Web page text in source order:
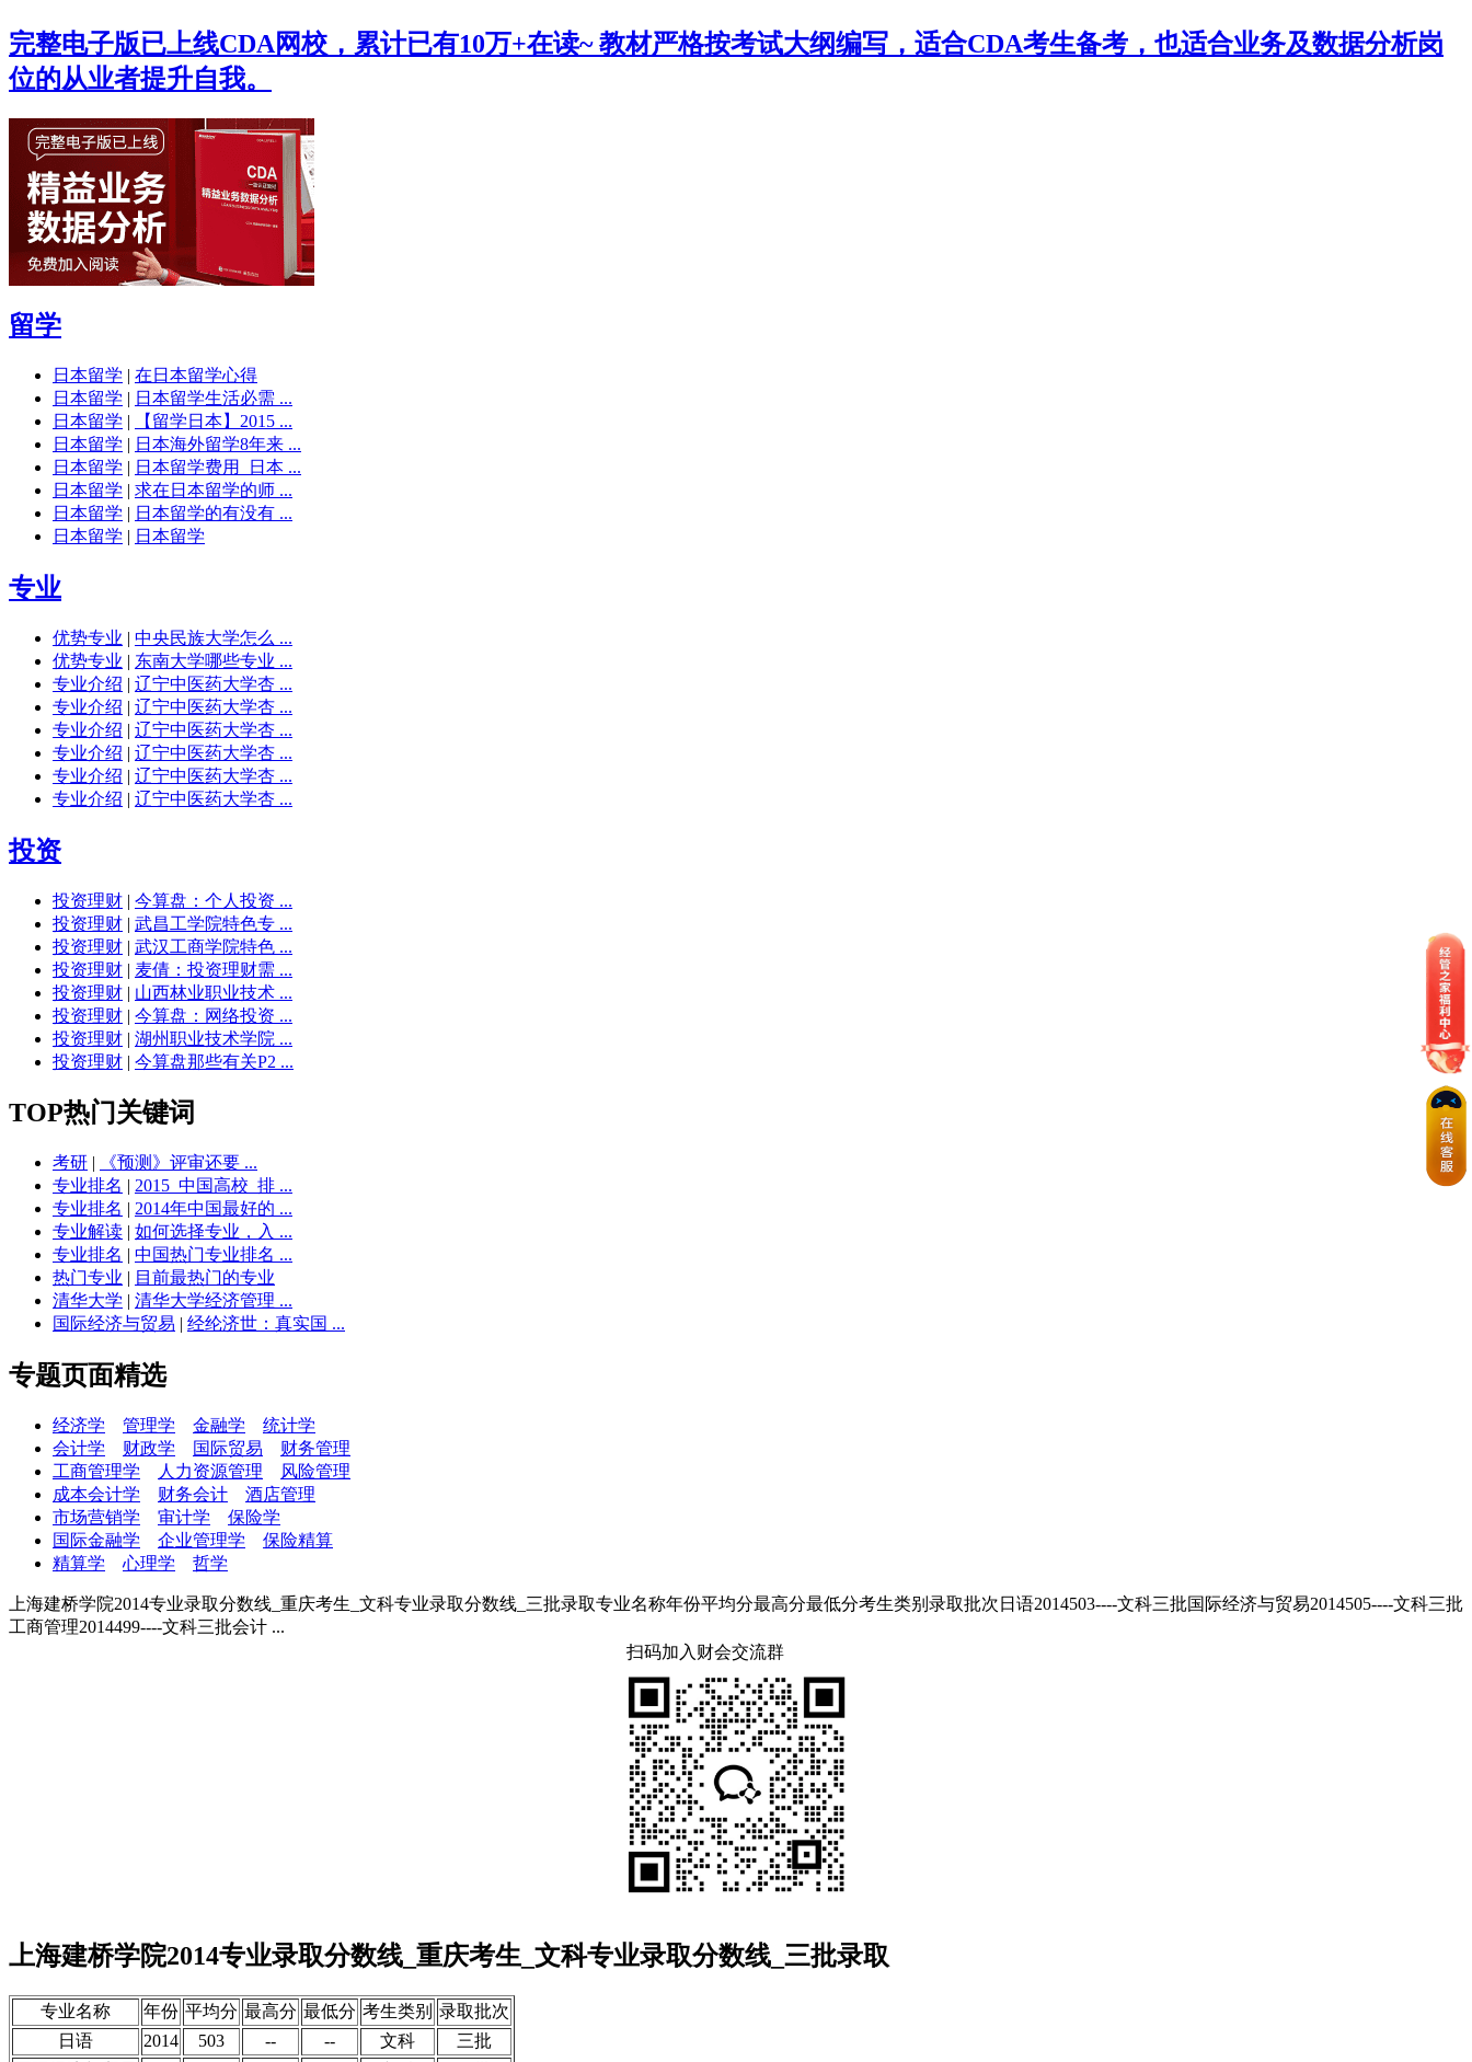
完整电子版已上线CDA网校，累计已有10万+在读~ 教材严格按考试大纲编写，适合CDA考生备考，也适合业务及数据分析岗
位的从业者提升自我。
留学
日本留学 | 在日本留学心得
日本留学 | 日本留学生活必需 ...
日本留学 |
【留学日本】2015 ...
日本留学 | 日本海外留学8年来 ...
日本留学 | 日本留学费用_日本 ...
日本留学 | 求在日本留学的师 ...
日本留学 | 日本留学的有没有 ...
日本留学 | 日本留学
专业
优势专业 | 中央民族大学怎么 ...
优势专业 | 东南大学哪些专业 ...
专业介绍 | 辽宁中医药大学杏 ...
专业介绍 | 辽宁中医药大学杏 ...
专业介绍 | 辽宁中医药大学杏 ...
专业介绍 | 辽宁中医药大学杏 ...
专业介绍 | 辽宁中医药大学杏 ...
专业介绍 | 辽宁中医药大学杏 ...
投资
投资理财 | 今算盘：个人投资 ...
投资理财 | 武昌工学院特色专 ...
投资理财 | 武汉工商学院特色 ...
投资理财 | 麦倩：投资理财需 ...
投资理财 | 山西林业职业技术 ...
投资理财 | 今算盘：网络投资 ...
投资理财 | 湖州职业技术学院 ...
投资理财 | 今算盘那些有关P2 ...
TOP热门关键词
考研 |
《预测》评审还要 ...
专业排名 | 2015_中国高校_排 ...
专业排名 | 2014年中国最好的 ...
专业解读 | 如何选择专业，入 ...
专业排名 | 中国热门专业排名 ...
热门专业 | 目前最热门的专业
清华大学 | 清华大学经济管理 ...
国际经济与贸易 | 经纶济世：真实国 ...
专题页面精选
经济学 管理学 金融学
统计学
会计学
财政学 国际贸易
财务管理
工商管理学
人力资源管理
风险管理
成本会计学
财务会计
酒店管理
市场营销学
审计学
保险学
国际金融学
企业管理学
保险精算
精算学
心理学 哲学
上海建桥学院2014专业录取分数线_重庆考生_文科专业录取分数线_三批录取专业名称年份平均分最高分最低分考生类别录取批次日语2014503----文科三批国际经济与贸易2014505----文科三批
工商管理2014499----文科三批会计 ...
扫码加入财会交流群
上海建桥学院2014专业录取分数线_重庆考生_文科专业录取分数线_三批录取
专业名称 年份 平均分 最高分 最低分 考生类别 录取批次
日语
2014 503 -- -- 文科
三批